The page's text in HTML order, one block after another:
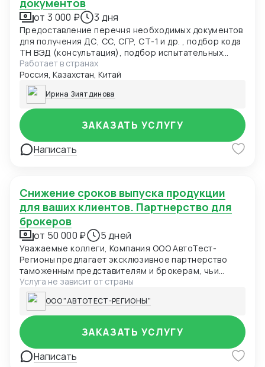
документов
от 3 000 ₽ 3 дня
Предоставление перечня необходимых документов
для получения ДС, СС, СГР, СТ-1 и др. , подбор кода
ТН ВЭД (консультация), подбор испытательных
лабораторий, подача заявки в центр сертификации.
Разработка нормативно-технической
документации: ТУ, ПС, РЭ, ОБ и др. для получения
ДС, СС, СГР и т.д.(от 5000руб)
Работает в странах
Россия, Казахстан, Китай
Ирина Зиятдинова
Написать
ЗАКАЗАТЬ УСЛУГУ
Снижение сроков выпуска продукции
для ваших клиентов. Партнерство для
брокеров
от 50 000 ₽ 5 дней
Уважаемые коллеги, Компания ООО АвтоТест-
Регионы предлагает эксклюзивное партнерство
таможенным представителям и брокерам, чьи
клиенты сталкиваются с задержками из-за
оформления сертификатов ТР ТС. Мы
специализируемся на ускоренном получении
сертификатов соответствия: Казахстан Киргизия
Россия Передавайте нам запросы ваших клиентов
на сертификацию, а мы обеспечим быстрое
решение их задачи. Вы получаете 15-20% от нашей
маржи за каждого привлеченного клиента,
Услуга не зависит от страны
ООО "АВТОТЕСТ-РЕГИОНЫ"
Написать
ЗАКАЗАТЬ УСЛУГУ